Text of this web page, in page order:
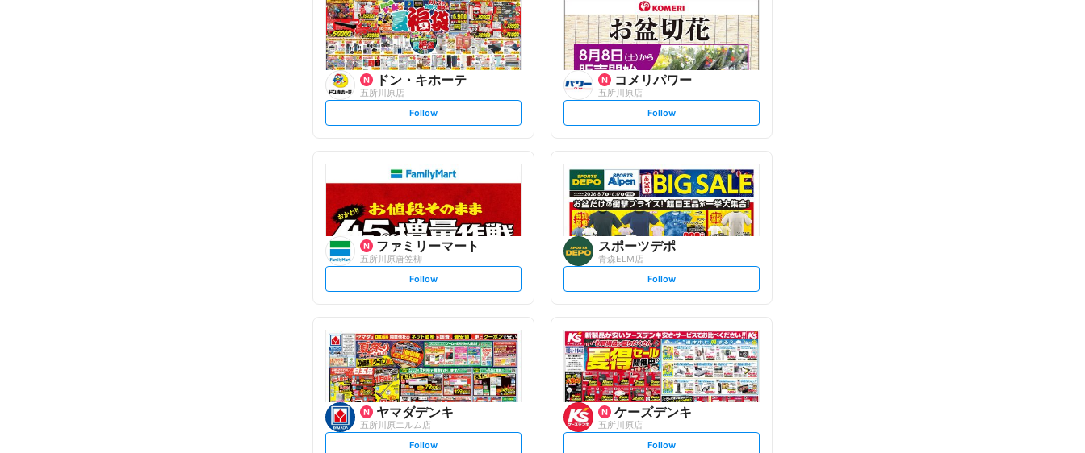
ドン・キホーテ
五所川原店
s
t
o
w
Follow
コメリパワー
五所川原店
s
t
o
w
Follow
ファミリーマート
五所川原唐笠柳
s
t
l
o
w
Follow
スポーツデポ
青森ELM店
s
t
l
o
w
Follow
ヤマダデンキ
五所川原エルム店
s
Follow
ケーズデンキ
五所川原店
s
Follow